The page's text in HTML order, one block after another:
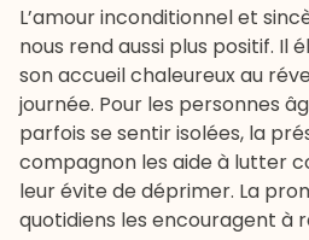
L’amour inconditionnel et
nous rend aussi plus positif. Il
son accueil chaleureux au
journée. Pour les personnes
parfois se sentir isolées, la
compagnon les aide à lutter
leur évite de déprimer. La
quotidiens les encouragent à